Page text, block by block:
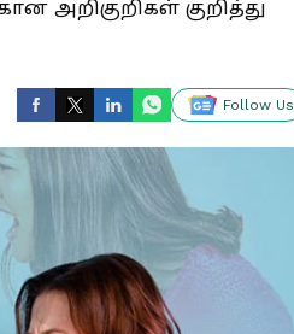
அறிகுறிகள் குறித்து
Follow Us